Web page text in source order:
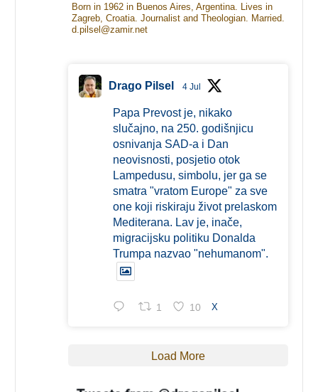
Born in 1962 in Buenos Aires, Argentina. Lives in
Zagreb, Croatia. Journalist and Theologian. Married.
d.pilsel@zamir.net
Drago Pilsel 4 Jul
Papa Prevost je, nikako
slučajno, na 250. godišnjicu
osnivanja SAD-a i Dan
neovisnosti, posjetio otok
Lampedusu, simbolu, jer ga se
smatra "vratom Europe" za sve
one koji riskiraju život prelaskom
Mediterana. Lav je, inače,
migracijsku politiku Donalda
Trumpa nazvao "nehumanom".
1 10 X
Load More